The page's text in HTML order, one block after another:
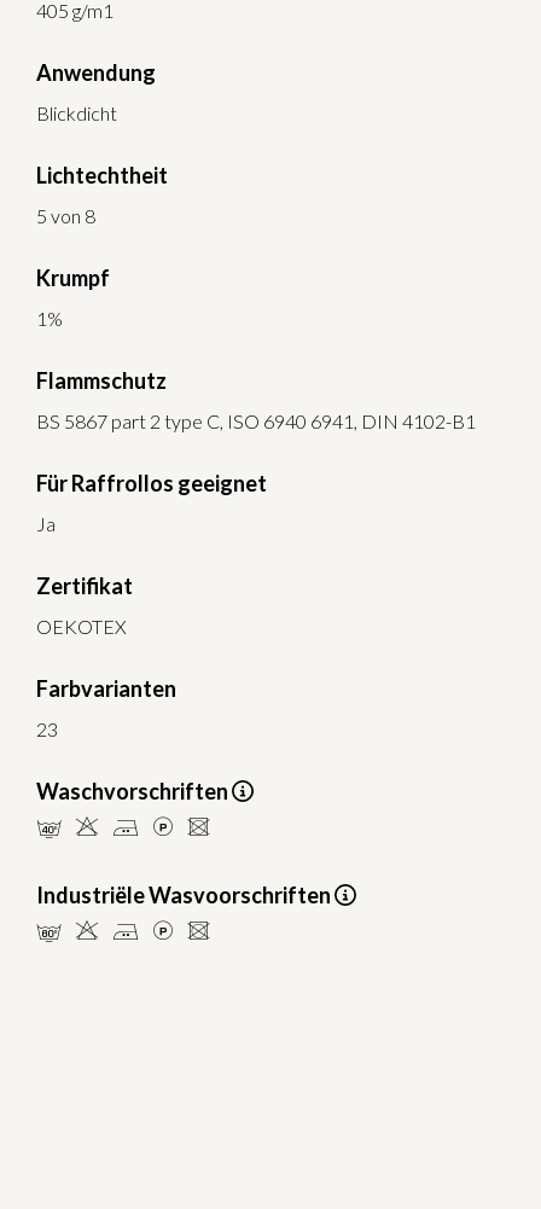
405 g/m1
Anwendung
Blickdicht
Lichtechtheit
5 von 8
Krumpf
1%
Flammschutz
BS 5867 part 2 type C, ISO 6940 6941, DIN 4102-B1
Für Raffrollos geeignet
Ja
Zertifikat
OEKOTEX
Farbvarianten
23
Waschvorschriften
nHELU
Industriële Wasvoorschriften
pHELU